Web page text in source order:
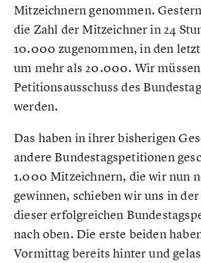
Mitzeichnern genommen.
die Zahl der Mitzeichner in 24
10.000 zugenommen, in den
um mehr als 20.000. Wir
Petitionsausschuss des
werden.
Das haben in ihrer bisherigen
andere Bundestagspetitionen
1.000 Mitzeichnern, die wir nun
gewinnen, schieben wir uns in
dieser erfolgreichen
nach oben. Die erste beiden
Vormittag bereits hinter und